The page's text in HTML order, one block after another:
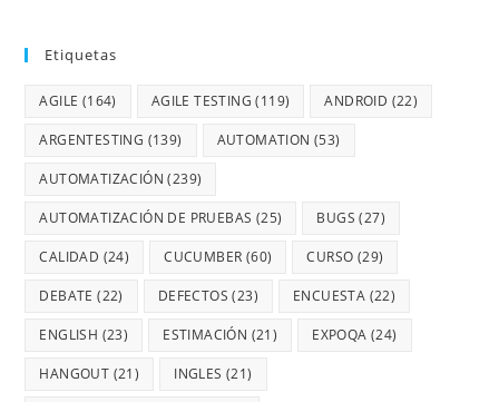
Etiquetas
AGILE (164) AGILE TESTING (119) ANDROID (22)
ARGENTESTING (139) AUTOMATION (53)
AUTOMATIZACIÓN (239)
AUTOMATIZACIÓN DE PRUEBAS (25) BUGS (27)
CALIDAD (24) CUCUMBER (60) CURSO (29)
DEBATE (22) DEFECTOS (23) ENCUESTA (22)
ENGLISH (23) ESTIMACIÓN (21) EXPOQA (24)
HANGOUT (21) INGLES (21)